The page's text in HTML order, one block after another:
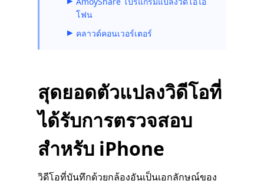
โฟน
คลาวด์คอนเวอร์เตอร์
สุดยอดตัวแปลงวิดีโอที่
ได้รับการตรวจสอบ
สำหรับ iPhone
วิดีโอที่บันทึกด้วยกล้องอันเป็นเอกลักษณ์ของ